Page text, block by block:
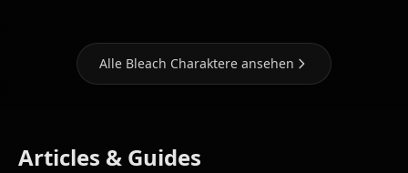
Alle Bleach Charaktere ansehen
Articles & Guides